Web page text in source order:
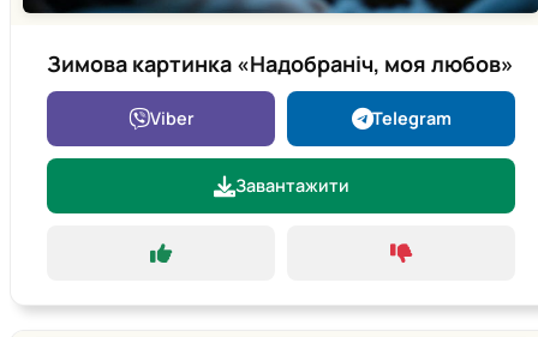
Зимова картинка «Надобраніч, моя любов»
Viber Telegram
Завантажити